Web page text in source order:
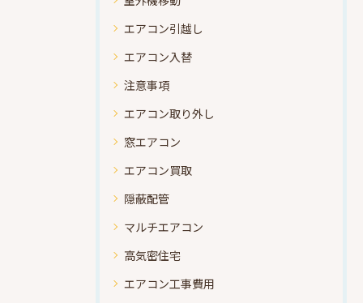
エアコン引越し
エアコン入替
注意事項
エアコン取り外し
窓エアコン
エアコン買取
隠蔽配管
マルチエアコン
高気密住宅
エアコン工事費用